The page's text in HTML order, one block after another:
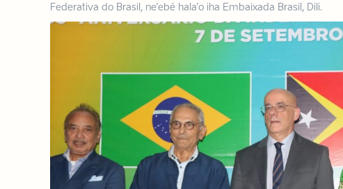
Federativa do Brasil, ne’ebé hala’o iha Embaixada Brasil, Dili.